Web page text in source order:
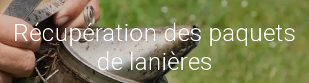
Récupération des paquets
de lanières